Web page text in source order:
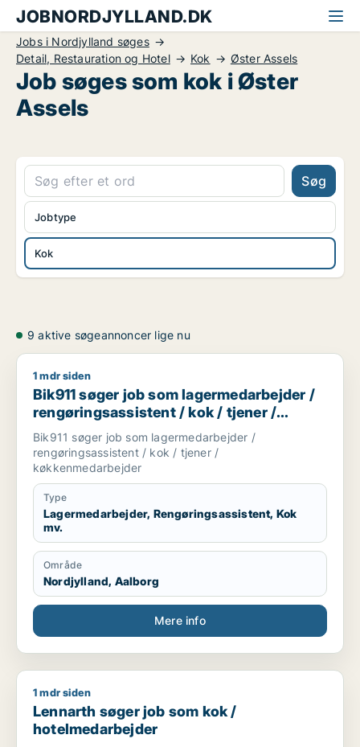
JOBNORDJYLLAND.DK
Jobs i Nordjylland søges
Detail, Restauration og Hotel
Kok Øster Assels
Job søges som kok i Øster
Assels
Søg
Kok
Jobtype
9 aktive søgeannoncer lige nu
Bik911 søger job som lagermedarbejder /
1 mdr siden
Bik911 søger job som lagermedarbejder /
rengøringsassistent / kok / tjener /
køkkenmedarbejder
Bik911 søger job som lagermedarbejder /
rengøringsassistent / kok / tjener /
køkkenmedarbejder
Type
Lagermedarbejder, Rengøringsassistent, Kok
mv.
Område
Nordjylland, Aalborg
Mere info
Lennarth søger job som kok / hotelmedarbejder
1 mdr siden
Lennarth søger job som kok /
hotelmedarbejder